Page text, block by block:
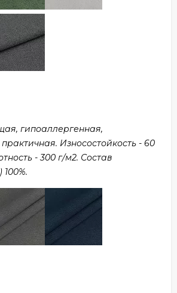
гипоаллергенная,
Износостойкость - 60
- 300 г/м2. Состав